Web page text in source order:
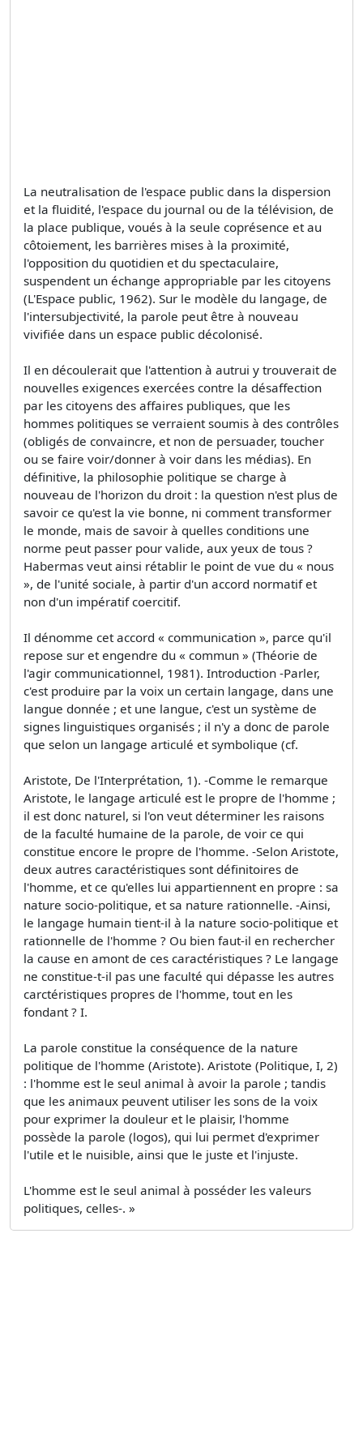
La neutralisation de l'espace public dans la dispersion
et la fluidité, l'espace du journal ou de la télévision, de
la place publique, voués à la seule coprésence et au
côtoiement, les barrières mises à la proximité,
l'opposition du quotidien et du spectaculaire,
suspendent un échange appropriable par les citoyens
(L'Espace public, 1962). Sur le modèle du langage, de
l'intersubjectivité, la parole peut être à nouveau
vivifiée dans un espace public décolonisé.
Il en découlerait que l'attention à autrui y trouverait de
nouvelles exigences exercées contre la désaffection
par les citoyens des affaires publiques, que les
hommes politiques se verraient soumis à des contrôles
(obligés de convaincre, et non de persuader, toucher
ou se faire voir/donner à voir dans les médias). En
définitive, la philosophie politique se charge à
nouveau de l'horizon du droit : la question n'est plus de
savoir ce qu'est la vie bonne, ni comment transformer
le monde, mais de savoir à quelles conditions une
norme peut passer pour valide, aux yeux de tous ?
Habermas veut ainsi rétablir le point de vue du « nous
», de l'unité sociale, à partir d'un accord normatif et
non d'un impératif coercitif.
Il dénomme cet accord « communication », parce qu'il
repose sur et engendre du « commun » (Théorie de
l'agir communicationnel, 1981). Introduction -Parler,
c'est produire par la voix un certain langage, dans une
langue donnée ; et une langue, c'est un système de
signes linguistiques organisés ; il n'y a donc de parole
que selon un langage articulé et symbolique (cf.
Aristote, De l'Interprétation, 1). -Comme le remarque
Aristote, le langage articulé est le propre de l'homme ;
il est donc naturel, si l'on veut déterminer les raisons
de la faculté humaine de la parole, de voir ce qui
constitue encore le propre de l'homme. -Selon Aristote,
deux autres caractéristiques sont définitoires de
l'homme, et ce qu'elles lui appartiennent en propre : sa
nature socio-politique, et sa nature rationnelle. -Ainsi,
le langage humain tient-il à la nature socio-politique et
rationnelle de l'homme ? Ou bien faut-il en rechercher
la cause en amont de ces caractéristiques ? Le langage
ne constitue-t-il pas une faculté qui dépasse les autres
carctéristiques propres de l'homme, tout en les
fondant ? I.
La parole constitue la conséquence de la nature
politique de l'homme (Aristote). Aristote (Politique, I, 2)
: l'homme est le seul animal à avoir la parole ; tandis
que les animaux peuvent utiliser les sons de la voix
pour exprimer la douleur et le plaisir, l'homme
possède la parole (logos), qui lui permet d'exprimer
l'utile et le nuisible, ainsi que le juste et l'injuste.
L'homme est le seul animal à posséder les valeurs
politiques, celles-. »